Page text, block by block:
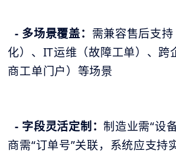
- 多场景覆盖： 需兼容售后支
化）、IT运维（故障工单）、跨
商工单门户）等场景
- 字段灵活定制：制造业需“设
商需“订单号”关联，系统应支持